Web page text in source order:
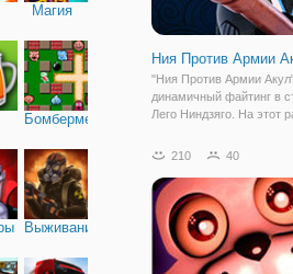
Магия
Бомбермен
Выживание
Ния Против Армии
"Ния Против Армии
динамичный файтинг в
Лего Ниндзяго. На этот
команду воинов света, а
сразиться с
210 40